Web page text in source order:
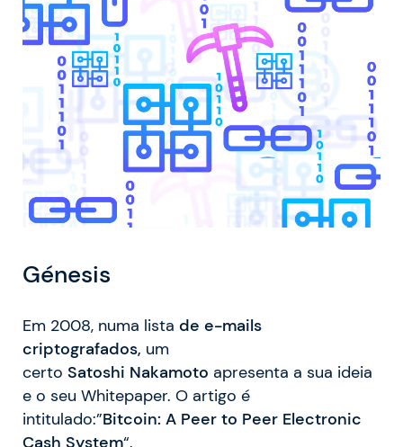
Génesis
Em 2008, numa lista de e-mails
criptografados, um
certo Satoshi Nakamoto apresenta a sua ideia
e o seu Whitepaper. O artigo é
intitulado:”Bitcoin: A Peer to Peer Electronic
Cash System“.